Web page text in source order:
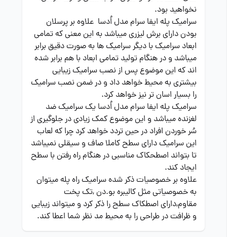
نخواهید بود.
سرامیک پله ایفا سرام مدل اُدسا علاوه بر پرسلان
بودن دارای برش لیزری میباشد به این معنی که تمامی
ابعاد سرامیک با دیگر سرامیک ها به صورت دقیق برابر
میباشد و در هنگام تولید تمامی ابعاد با هم برابر شده
اند که این موضوع پس از نصب سرامیک زیبایی
بیشتری به محیط خواهد داد و در ضمن نصب سرامیک
را بسیار اسان تر نیز خواهد کرد.
سرامیک پله ایفا سرام مدل اُدسا یک سرامیک ضد
لغزنده میباشد و این موضوع کمک زیادی در جلوگیری از
سُر خوردن افراد در حین تردد خواهد کرد چرا که لعاب
این سرامیک دارای سطح کاملا صاف و سیقلی نمیباشد
تا بتواند اصطحکاک مناسبی در هنگام راه رفتن با سطح
ایجاد کند.
علاوه بر خصوصیات ذکر شده سرامیک راه پله میتوان
به خصوصیاتی مثل کالیبره بو.دن ,تک پخت
مقاوم,دارای اصطکاک سطح را ذکر کرد و میتواند زیبایی
و ظرافت در طراحی را به محیط مد نظر شما اعطا کند.